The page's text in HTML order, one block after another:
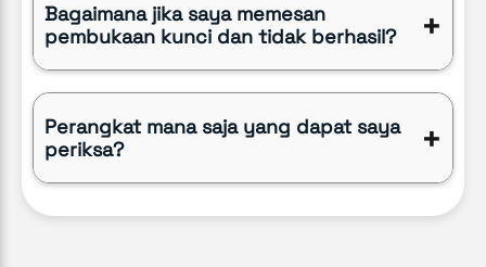
Bagaimana jika saya memesan
pembukaan kunci dan tidak berhasil?
+
Perangkat mana saja yang dapat saya
periksa?
+